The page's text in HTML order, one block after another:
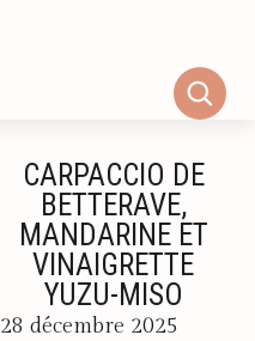
CARPACCIO DE
BETTERAVE,
MANDARINE ET
VINAIGRETTE
YUZU-MISO
28 décembre 2025